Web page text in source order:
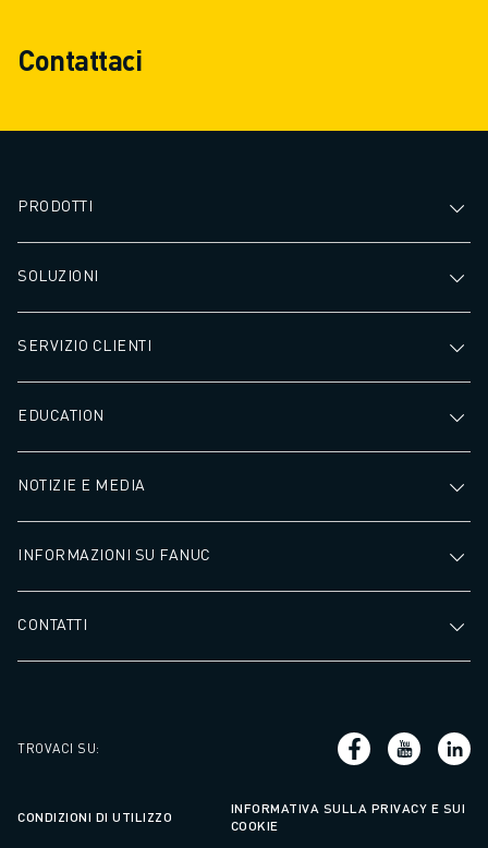
Contattaci
PRODOTTI
SOLUZIONI
SERVIZIO CLIENTI
EDUCATION
NOTIZIE E MEDIA
INFORMAZIONI SU FANUC
CONTATTI
TROVACI SU:
CONDIZIONI DI UTILIZZO
INFORMATIVA SULLA PRIVACY E SUI
COOKIE